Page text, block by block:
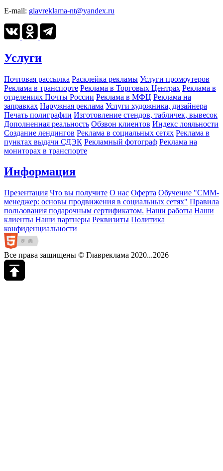
E-mail: glavreklama-nt@yandex.ru
Услуги
Почтовая рассылка Расклейка рекламы Услуги промоутеров
Реклама в транспорте Реклама в Торговых Центрах Реклама в
отделениях Почты России Реклама в МФЦ Реклама на
заправках Наружная реклама Услуги художника, дизайнера
Печать полиграфии Изготовление стендов, табличек, вывесок
Дополненная реальность Обзвон клиентов Индекс лояльности
Создание лендингов Реклама в социальных сетях Реклама в
пунктах выдачи СДЭК Рекламный фотограф Реклама на
мониторах в транспорте
Информация
Презентация Что вы получите О нас Оферта Обучение "СМM-
менеджер: основы продвижения в социальных сетях" Правила
пользования подарочным сертификатом. Наши работы Наши
клиенты Наши партнеры Реквизиты Политика
конфиденциальности
Все права защищены © Главреклама 2020...2026